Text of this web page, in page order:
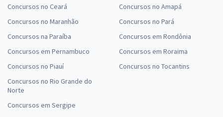
Concursos no Ceará
Concursos no Maranhão
Concursos na Paraíba
Concursos em Pernambuco
Concursos no Piauí
Concursos no Rio Grande do
Norte
Concursos em Sergipe
Concursos no Amapá
Concursos no Pará
Concursos em Rondônia
Concursos em Roraima
Concursos no Tocantins